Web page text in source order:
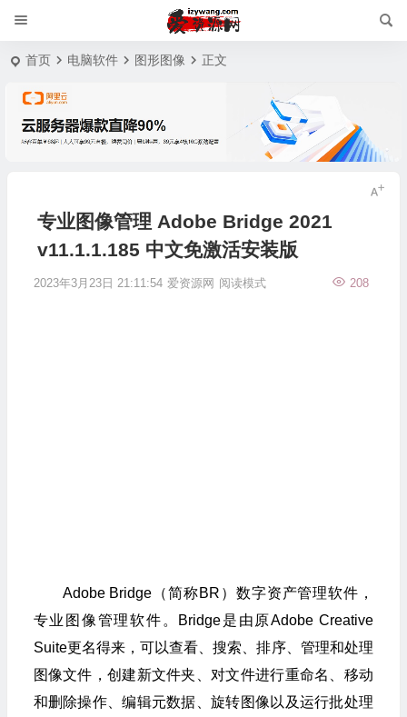
首页 电脑软件 图形图像 正文
专业图像管理 Adobe Bridge 2021
v11.1.1.185 中文免激活安装版
2023年3月23日 21:11:54 爱资源网 208
阅读模式
Adobe Bridge（简称BR）数字资产管理软件，
专业图像管理软件。Bridge是由原Adobe Creative
Suite更名得来，可以查看、搜索、排序、管理和处理
图像文件，创建新文件夹、对文件进行重命名、移动
和删除操作、编辑元数据、旋转图像以及运行批处理